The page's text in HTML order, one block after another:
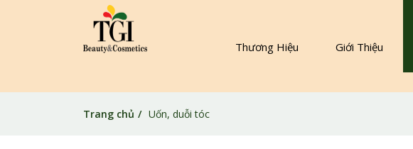
Thương Hiệu Giới Thiệu
Trang chủ Uốn, duỗi tóc